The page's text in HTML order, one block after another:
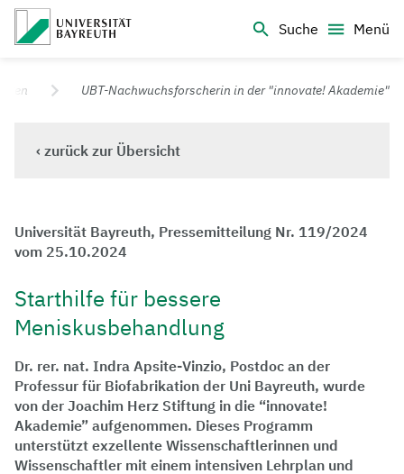
Suche
Menü
Universität Bayreuth – Deine Top-Campus-Uni
UBT-Nachwuchsforscherin in der "innovate! Akademie"
‹ zurück zur Übersicht
Universität Bayreuth, Pressemitteilung Nr. 119/2024
vom 25.10.2024
Starthilfe für bessere
Meniskusbehandlung
Dr. rer. nat. Indra Apsite-Vinzio, Postdoc an der
Professur für Biofabrikation der Uni Bayreuth, wurde
von der Joachim Herz Stiftung in die “innovate!
Akademie” aufgenommen. Dieses Programm
unterstützt exzellente Wissenschaftlerinnen und
Wissenschaftler mit einem intensiven Lehrplan und